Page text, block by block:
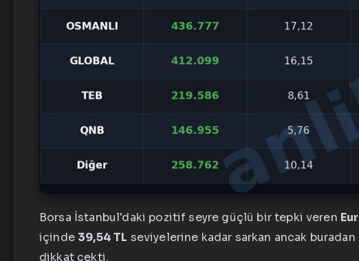
Borsa İstanbul'daki pozitif seyre güçlü bir tepki veren
içinde 39,54 TL seviyelerine kadar sarkan ancak
dikkat çekti.